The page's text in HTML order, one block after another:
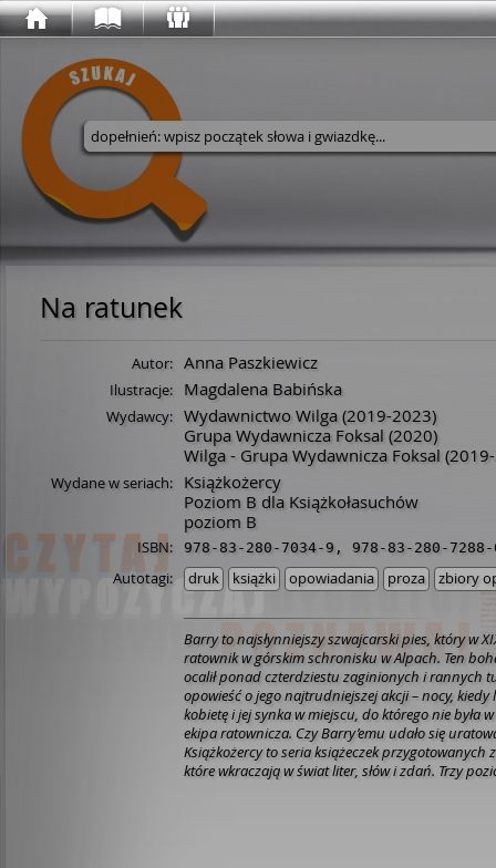
Wyszukaj w serwisie
Na ratunek
Autor: Anna Paszkiewicz
Ilustracje: Magdalena Babińska
Wydawcy: Wydawnictwo Wilga (2019-2023)
Grupa Wydawnicza Foksal (2020)
Wilga - Grupa Wydawnicza Foksal
Wydane w seriach:
Książkożercy
Poziom B dla Książkołasuchów
poziom B
ISBN: 978-83-280-7034-9 , 978-83-280-7288-
Autotagi: druk książki opowiadania proza zbiory
Barry to najsłynniejszy szwajcarski pies, który w
ratownik w górskim schronisku w Alpach. Ten
ocalił ponad czterdziestu zaginionych i rannych
opowieść o jego najtrudniejszej akcji – nocy, kiedy
kobietę i jej synka w miejscu, do którego nie była
ekipa ratownicza. Czy Barry’emu udało się
Książkożercy to seria książeczek przygotowanych
które wkraczają w świat liter, słów i zdań. Trzy